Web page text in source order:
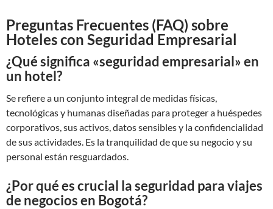
Preguntas Frecuentes (FAQ) sobre
Hoteles con Seguridad Empresarial
¿Qué significa «seguridad empresarial» en
un hotel?
Se refiere a un conjunto integral de medidas físicas,
tecnológicas y humanas diseñadas para proteger a huéspedes
corporativos, sus activos, datos sensibles y la confidencialidad
de sus actividades. Es la tranquilidad de que su negocio y su
personal están resguardados.
¿Por qué es crucial la seguridad para viajes
de negocios en Bogotá?